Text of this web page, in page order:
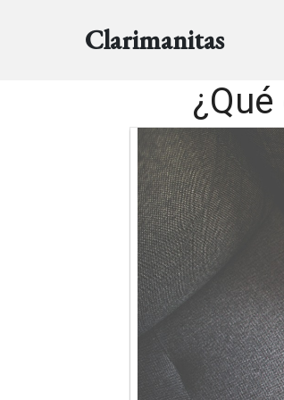
Clarimanitas